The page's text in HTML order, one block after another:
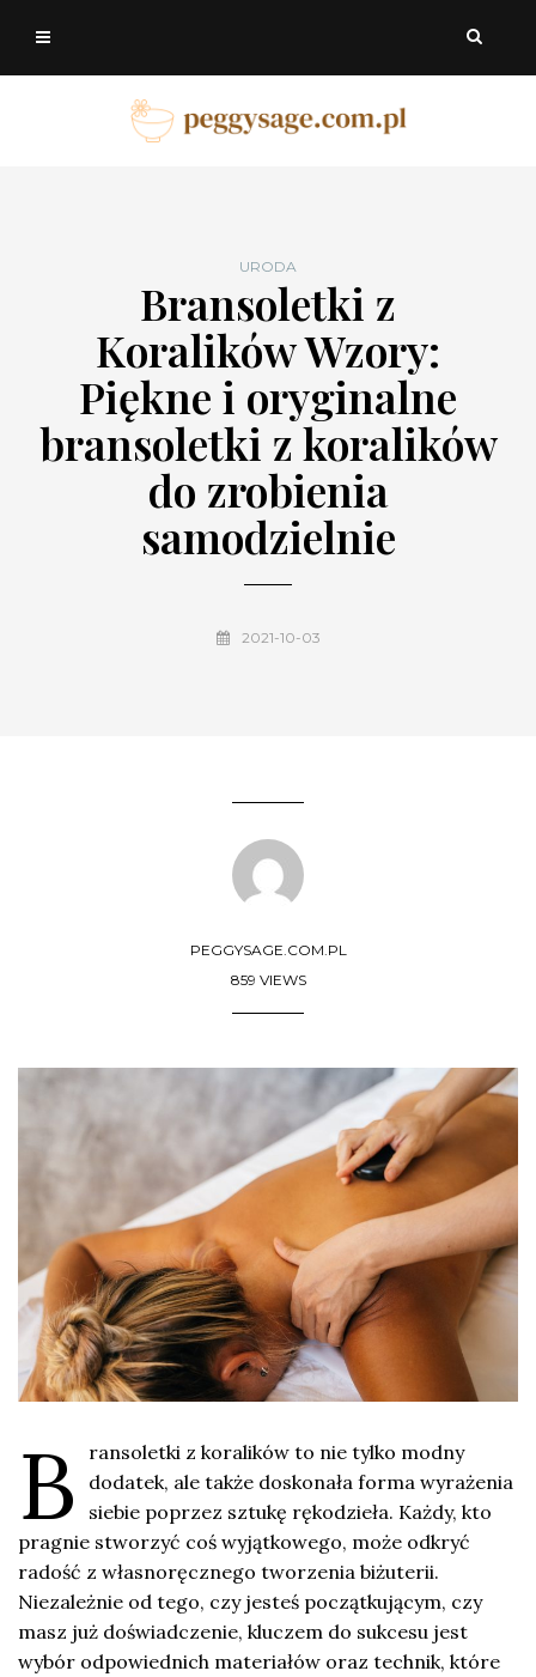
URODA
Bransoletki z
Koralików Wzory:
Piękne i oryginalne
bransoletki z koralików
do zrobienia
samodzielnie
2021-10-03
PEGGYSAGE.COM.PL
859 VIEWS
B
ransoletki z koralików to nie tylko modny
dodatek, ale także doskonała forma wyrażenia
siebie poprzez sztukę rękodzieła. Każdy, kto
pragnie stworzyć coś wyjątkowego, może odkryć
radość z własnoręcznego tworzenia biżuterii.
Niezależnie od tego, czy jesteś początkującym, czy
masz już doświadczenie, kluczem do sukcesu jest
wybór odpowiednich materiałów oraz technik, które